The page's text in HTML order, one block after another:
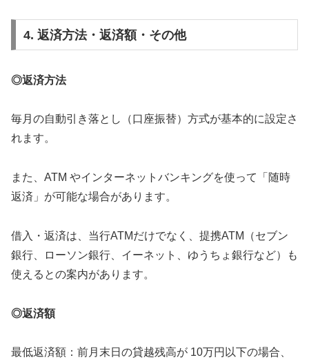
4. 返済方法・返済額・その他
◎返済方法
毎月の自動引き落とし（口座振替）方式が基本的に設定さ
れます。
また、ATM やインターネットバンキングを使って「随時
返済」が可能な場合があります。
借入・返済は、当行ATMだけでなく、提携ATM（セブン
銀行、ローソン銀行、イーネット、ゆうちょ銀行など）も
使えるとの案内があります。
◎返済額
最低返済額：前月末日の貸越残高が 10万円以下の場合、